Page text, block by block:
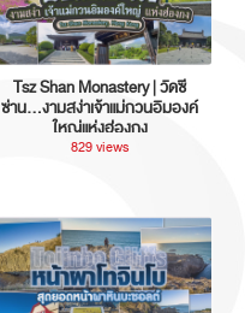
Tsz Shan Monastery | วัดซี
ซ่าน…งามสง่าเจ้าแม่กวนอิมองค์
ใหญ่แห่งฮ่องกง
829 views